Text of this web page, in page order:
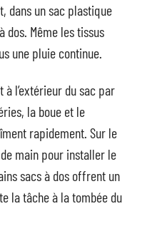
dans un sac plastique
dos. Même les tissus
une pluie continue.
l’extérieur du sac par
la boue et le
rapidement. Sur le
main pour installer le
sacs à dos offrent un
la tâche à la tombée du